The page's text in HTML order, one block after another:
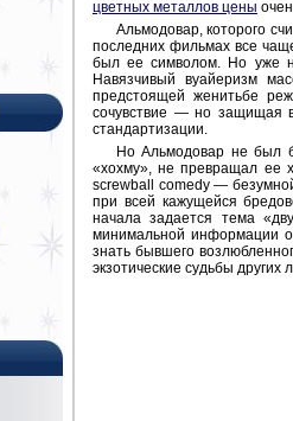
цветных металлов цены
Альмодовар, которого
последних фильмах все
был ее символом. Но уже
Навязчивый вуайеризм
предстоящей женитьбе
сочувствие — но защищая
стандартизации.
Но Альмодовар не был
«хохму», не превращал ее
screwball comedy —
при всей кажущейся
начала задается тема
минимальной информации
знать бывшего
экзотические судьбы